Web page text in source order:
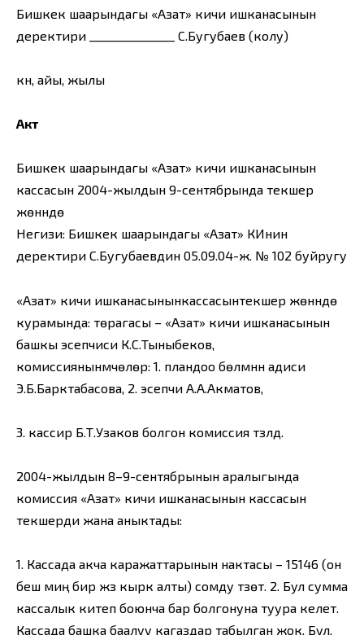
Бишкек шаарындагы «Азат» кичи ишканасынын
деректири _______________ С.Бугубаев (колу)
күнү, айы, жылы
Акт
Бишкек шаарындагы «Азат» кичи ишканасынын
кассасын 2004-жылдын 9-сентябрында текшерүү
жөнүндө
Негизи: Бишкек шаарындагы «Азат» КИнин
деректири С.Бугубаевдин 05.09.04-ж. № 102 буйругу
«Азат» кичи ишканасынынкассасынтекшерүү жөнүндө
курамында: төрагасы – «Азат» кичи ишканасынын
башкы эсепчиси К.С.Тыныбеков,
комиссиянынмүчөлөрү: 1. пландоо бөлүмүнүн адиси
Э.Б.Барктабасова, 2. эсепчи А.А.Акматов,
3. кассир Б.Т.Узаков болгон комиссия түзүлдү.
2004-жылдын 8–9-сентябрынын аралыгында
комиссия «Азат» кичи ишканасынын кассасын
текшерди жана аныктады:
1. Кассада акча каражаттарынын нактасы – 15146 (он
беш миң бир жүз кырк алты) сомду түзөт. 2. Бул сумма
кассалык китеп боюнча бар болгонуна туура келет.
Кассада башка баалуу кагаздар табылган жок. Бул,